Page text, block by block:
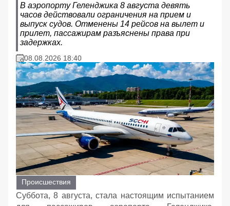
В аэропорту Геленджика 8 августа девять
часов действовали ограничения на прием и
выпуск судов. Отменены 14 рейсов на вылет и
прилет, пассажирам разъяснены права при
задержках.
08.08.2026 18:40
Происшествия
Суббота, 8 августа, стала настоящим испытанием